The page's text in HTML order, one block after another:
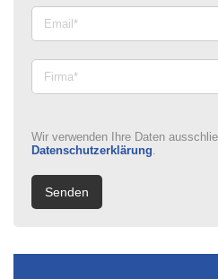
Wir verwenden Ihre Daten
Datenschutzerklärung.
Senden